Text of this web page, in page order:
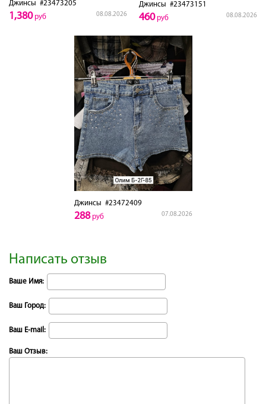
Джинсы #23473205
08.08.2026
1,380руб
Джинсы #23473151
08.08.2026
460руб
Джинсы #23472409
07.08.2026
288руб
Написать отзыв
Ваше Имя:
Ваш Город:
Ваш E-mail:
Ваш Отзыв: